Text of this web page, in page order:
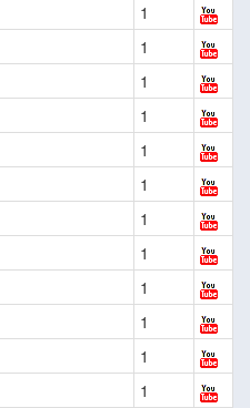
1
1
1
1
1
1
1
1
1
1
1
1